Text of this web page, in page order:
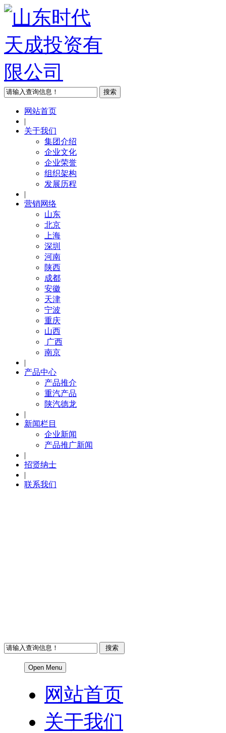
网站首页
|
关于我们
集团介绍
企业文化
企业荣誉
组织架构
发展历程
|
营销网络
山东
北京
上海
深圳
河南
陕西
成都
安徽
天津
宁波
重庆
山西
广西
南京
|
产品中心
产品推介
重汽产品
陕汽德龙
|
新闻栏目
企业新闻
产品推广新闻
|
招贤纳士
|
联系我们
Open Menu
网站首页
关于我们